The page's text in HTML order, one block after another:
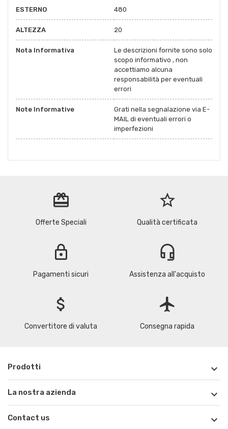
ESTERNO 480
ALTEZZA 20
Nota Informativa
Le descrizioni fornite sono solo
scopo informativo , non
accettiamo alcuna
responsabilità per eventuali
errori
Note Informative
Grati nella segnalazione via E-
MAIL di eventuali errori o
imperfezioni
redeem
Offerte Speciali
star_border
Qualità certificata
lock
Pagamenti sicuri
headset_mic
Assistenza all'acquisto
attach_money
Convertitore di valuta
flight
Consegna rapida
Prodotti 
La nostra azienda 
Contact us 